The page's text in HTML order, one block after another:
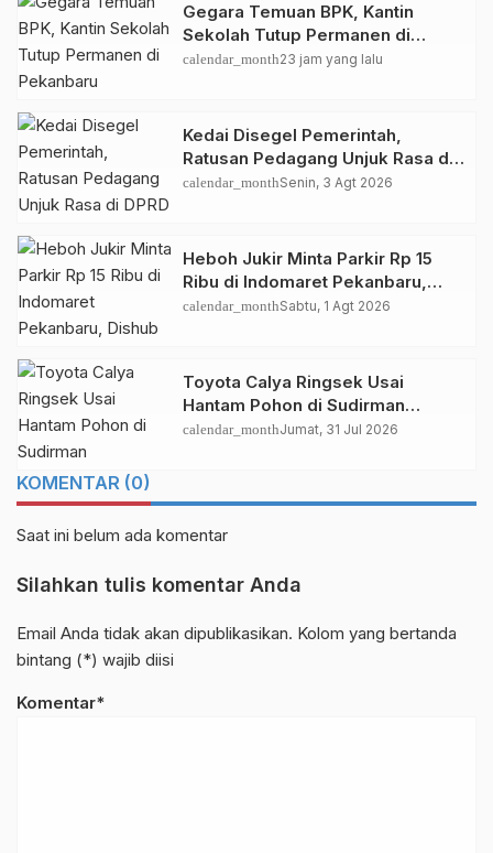
Gegara Temuan BPK, Kantin
Sekolah Tutup Permanen di
Pekanbaru
calendar_month23 jam yang lalu
Kedai Disegel Pemerintah,
Ratusan Pedagang Unjuk Rasa di
DPRD Pekanbaru
calendar_monthSenin, 3 Agt 2026
Heboh Jukir Minta Parkir Rp 15
Ribu di Indomaret Pekanbaru,
Dishub Terjunkan Personel
calendar_monthSabtu, 1 Agt 2026
Toyota Calya Ringsek Usai
Hantam Pohon di Sudirman
Pekanbaru
calendar_monthJumat, 31 Jul 2026
KOMENTAR (0)
Saat ini belum ada komentar
Silahkan tulis komentar Anda
Email Anda tidak akan dipublikasikan. Kolom yang bertanda
bintang (*) wajib diisi
Komentar*